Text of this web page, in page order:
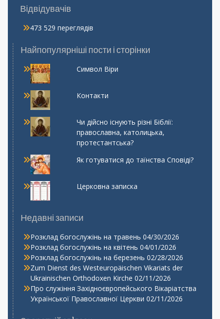
Відвідувачів
473 529 переглядів
Найпопулярніші пости і сторінки
Символ Віри
Контакти
Чи дійсно існують різні Біблії:
православна, католицька,
протестантська?
Як готуватися до таїнства Сповіді?
Церковна записка
Недавні записи
Розклад богослужінь на травень 04/30/2026
Розклад богослужінь на квітень 04/01/2026
Розклад богослужінь на березень 02/28/2026
Zum Dienst des Westeuropäischen Vikariats der
Ukrainischen Orthodoxen Kirche 02/11/2026
Про служіння Західноєвропейського Вікаріатства
Української Православної Церкви 02/11/2026